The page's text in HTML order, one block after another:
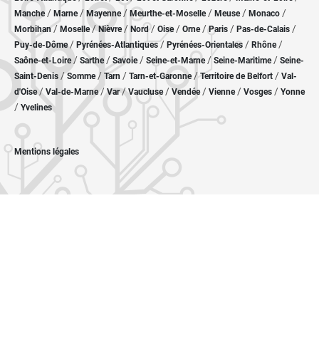
Manche/ Marne/ Mayenne/ Meurthe-et-Moselle/ Meuse/ Monaco /
Morbihan/ Moselle/ Nièvre / Nord/ Oise / Orne/Paris / Pas-de-Calais /
Puy-de-Dôme/ Pyrénées-Atlantiques / Pyrénées-Orientales / Rhône/
Saône-et-Loire/ Sarthe/ Savoie/ Seine-et-Marne/ Seine-Maritime/ Seine-
Saint-Denis /Somme/ Tarn / Tarn-et-Garonne/Territoire de Belfort / Val-
d'Oise/ Val-de-Marne/Var/Vaucluse/ Vendée/ Vienne/ Vosges / Yonne
/ Yvelines
Mentions légales